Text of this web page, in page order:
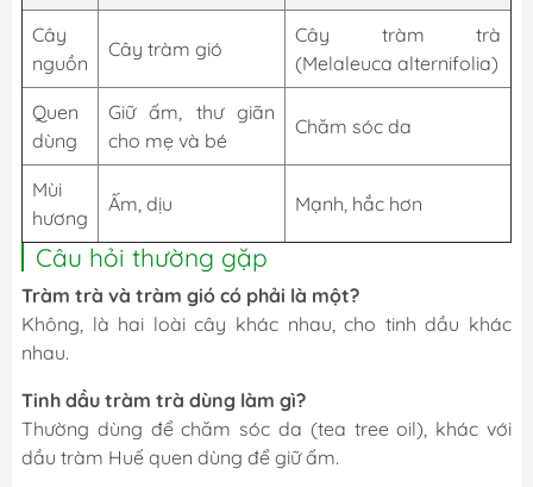
Cây
nguồn
Cây tràm gió
Cây tràm trà
(Melaleuca alternifolia)
Quen
dùng
Giữ ấm, thư giãn
cho mẹ và bé
Chăm sóc da
Mùi
hương
Ấm, dịu Mạnh, hắc hơn
Câu hỏi thường gặp
Tràm trà và tràm gió có phải là một?
Không, là hai loài cây khác nhau, cho tinh dầu khác
nhau.
Tinh dầu tràm trà dùng làm gì?
Thường dùng để chăm sóc da (tea tree oil), khác với
dầu tràm Huế quen dùng để giữ ấm.